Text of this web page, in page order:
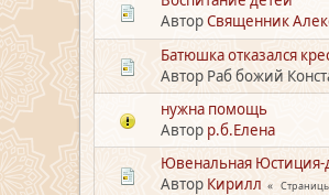
АвторСвященник
Батюшка отказалcя
Автор Раб божий
нужна помощь
Автор р.б.Елена
Ювенальная Юстиция-
Автор Кирилл